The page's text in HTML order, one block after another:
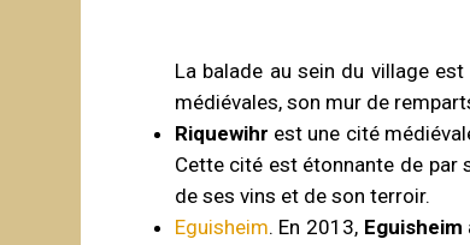
La balade au sein du village
médiévales, son mur de
Riquewihr est une cité
Cette cité est étonnante de par
de ses vins et de son terroir.
Eguisheim. En 2013, Eguisheim